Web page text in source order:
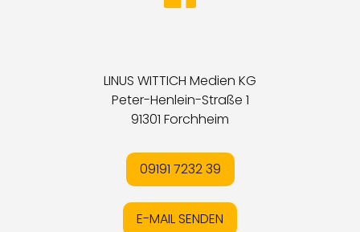
LINUS WITTICH Medien KG
Peter-Henlein-Straße 1
91301 Forchheim
09191 7232 39
E-MAIL SENDEN